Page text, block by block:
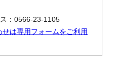
：0566-23-1105
は専用フォームをご利用